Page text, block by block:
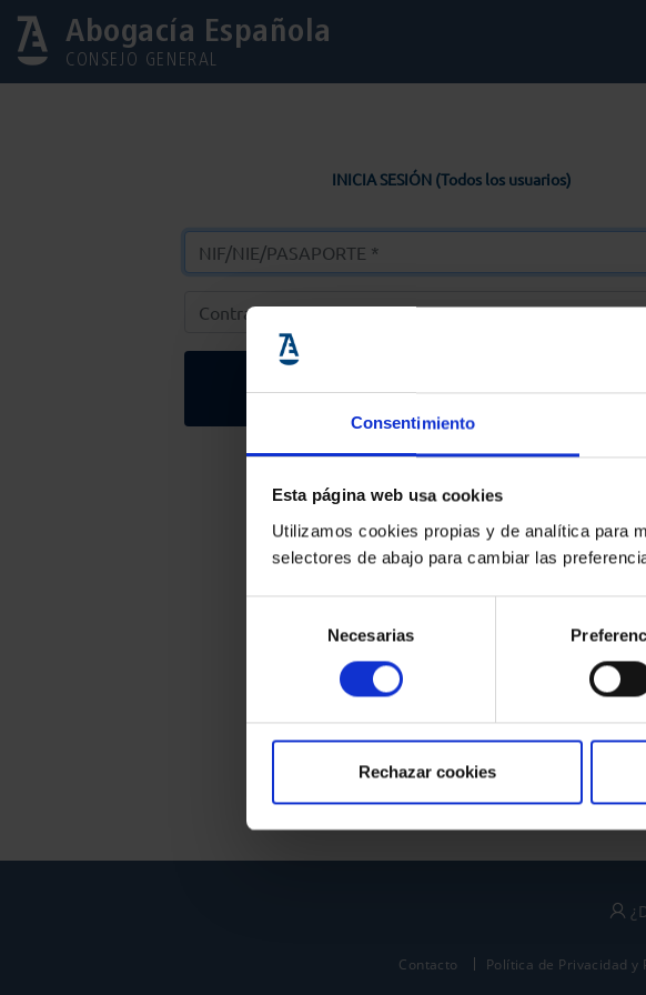
Consentimiento
Esta página web usa cookies
Utilizamos cookies propias y de analítica para
selectores de abajo para cambiar las
consentimiento
Necesarias
Rechazar cookies
Abogacía Española
CONSEJO GENERAL
INICIA SESIÓN (Todos los usuarios)
Entrar
Solicitar Contraseña
política de
Contacto Política de Privacidad y